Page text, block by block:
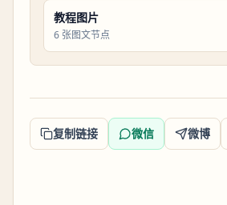
教程图片
6 张图文节点
复制链接 微信 微博